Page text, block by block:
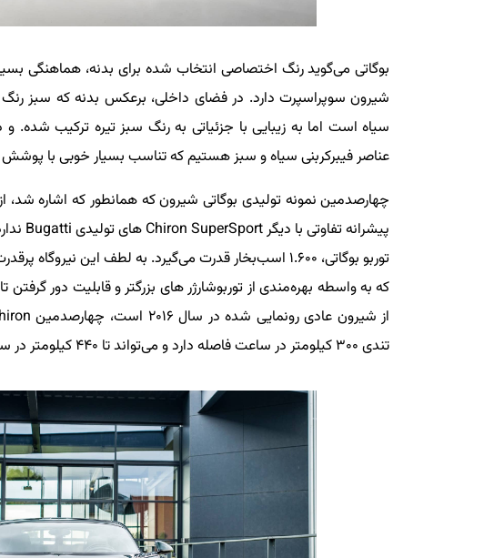
بوگاتی می‌گوید رنگ اختصاصی انتخاب شده برای بدنه، هماهنگی
شیرون سوپراسپرت دارد. در فضای داخلی، برعکس بدنه که سبز
سیاه است اما به زیبایی با جزئیاتی به رنگ سبز تیره ترکیب
عناصر فیبرکربنی سیاه و سبز هستیم که تناسب بسیار خوبی با
چهارصدمین نمونه تولیدی بوگاتی شیرون که همانطور که اشاره شد،
تندی ۳۰۰ کیلومتر در ساعت فاصله دارد و می‌تواند تا ۴۴۰ کیلومتر در ساعت سرعت بگیرد.